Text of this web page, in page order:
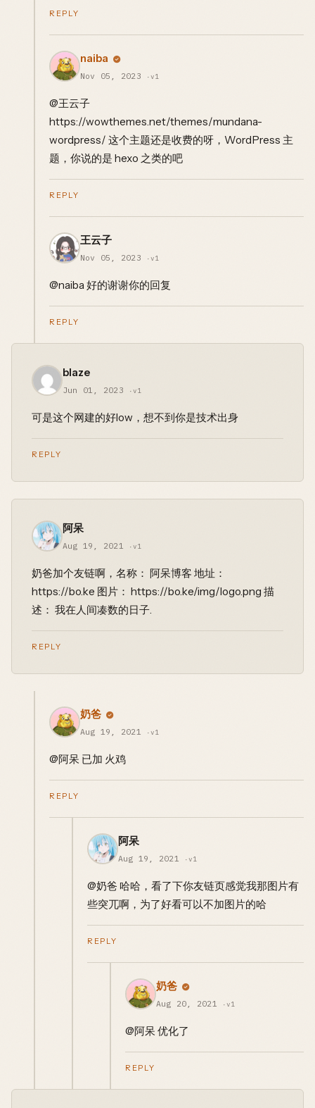
REPLY
naiba
Nov 05, 2023 ·v1
@王云子
https://wowthemes.net/themes/mundana-
wordpress/ 这个主题还是收费的呀，WordPress 主
题，你说的是 hexo 之类的吧
REPLY
王云子
Nov 05, 2023 ·v1
@naiba 好的谢谢你的回复
REPLY
blaze
Jun 01, 2023 ·v1
可是这个网建的好low，想不到你是技术出身
REPLY
阿呆
Aug 19, 2021 ·v1
奶爸加个友链啊，名称： 阿呆博客 地址：
https://bo.ke 图片： https://bo.ke/img/logo.png 描
述： 我在人间凑数的日子.
REPLY
奶爸
Aug 19, 2021 ·v1
@阿呆 已加 火鸡
REPLY
阿呆
Aug 19, 2021 ·v1
@奶爸 哈哈，看了下你友链页感觉我那图片有
些突兀啊，为了好看可以不加图片的哈
REPLY
奶爸
Aug 20, 2021 ·v1
@阿呆 优化了
REPLY